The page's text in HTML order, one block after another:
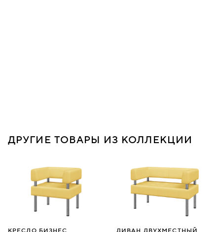
ДРУГИЕ ТОВАРЫ ИЗ КОЛЛЕКЦИИ